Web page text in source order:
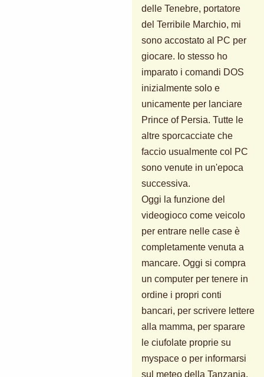
delle Tenebre, portatore
del Terribile Marchio, mi
sono accostato al PC per
giocare. Io stesso ho
imparato i comandi DOS
inizialmente solo e
unicamente per lanciare
Prince of Persia. Tutte le
altre sporcacciate che
faccio usualmente col PC
sono venute in un'epoca
successiva.
Oggi la funzione del
videogioco come veicolo
per entrare nelle case è
completamente venuta a
mancare. Oggi si compra
un computer per tenere in
ordine i propri conti
bancari, per scrivere lettere
alla mamma, per sparare
le ciufolate proprie su
myspace o per informarsi
sul meteo della Tanzania.